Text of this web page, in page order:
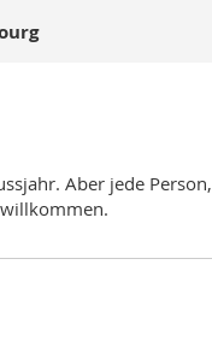
Aber jede Person,